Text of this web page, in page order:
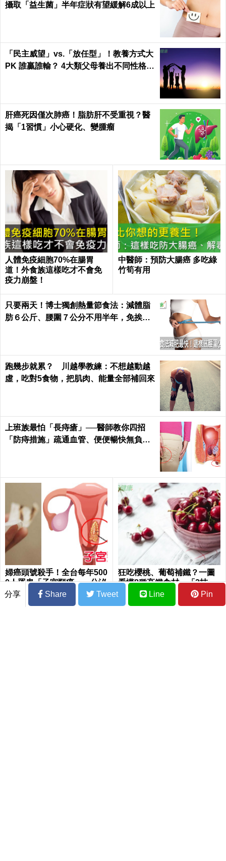
攝取「益生菌」半年症狀有望緩解6成以上
「民主威望」vs.「放任型」！教養方式大
PK 誰贏誰輸？ 4大類父母養出不同性格的
肝癌死因僅次肺癌！脂肪肝不受重視？醫
揭「1習慣」小心硬化、變腫瘤
人體免疫細胞70%在腸胃
道！外食族這樣吃才不會免
疫力崩盤！
中醫師：預防大腸癌 多吃綠
竹筍有用
只要兩天！博士獨創熱量節食法：減體脂
肪６公斤、腰圍７公分不用半年，免挨餓
跑幾步就累？ 川越學教練：不想越動越
虛，吃對5食物，把肌肉、能量全部補回來
上班族最怕「長痔瘡」──醫師教你四招
「防痔措施」疏通血管、便便暢快無負擔
婦癌頭號殺手！全台每年500
0人罹患「子宮頸癌」，分泌
物異常「8症狀」不可不知｜
每日健康Health
狂吃櫻桃、葡萄補鐵？一圖
看懂8種高鐵食材 「2技
巧」提升鐵質吸收率
分享 Share Tweet Line Pin